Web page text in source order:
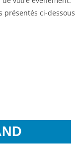
présentés ci-dessous